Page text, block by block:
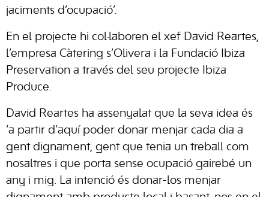
jaciments d’ocupació’.
En el projecte hi col·laboren el xef David Reartes,
l’empresa Càtering s’Olivera i la Fundació Ibiza
Preservation a través del seu projecte Ibiza
Produce.
David Reartes ha assenyalat que la seva idea és
‘a partir d’aquí poder donar menjar cada dia a
gent dignament, gent que tenia un treball com
nosaltres i que porta sense ocupació gairebé un
any i mig. La intenció és donar-los menjar